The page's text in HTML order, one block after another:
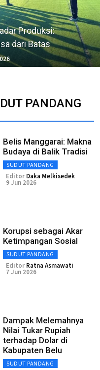
Produksi:
dari Batas
PANDANG
Belis Manggarai: Makna
Budaya di Balik Tradisi
SUDUT PANDANG
Editor Daka Melkisedek
9 Jun 2026
Korupsi sebagai Akar
Ketimpangan Sosial
SUDUT PANDANG
Editor Ratna Asmawati
7 Jun 2026
Dampak Melemahnya
Nilai Tukar Rupiah
terhadap Dolar di
Kabupaten Belu
SUDUT PANDANG